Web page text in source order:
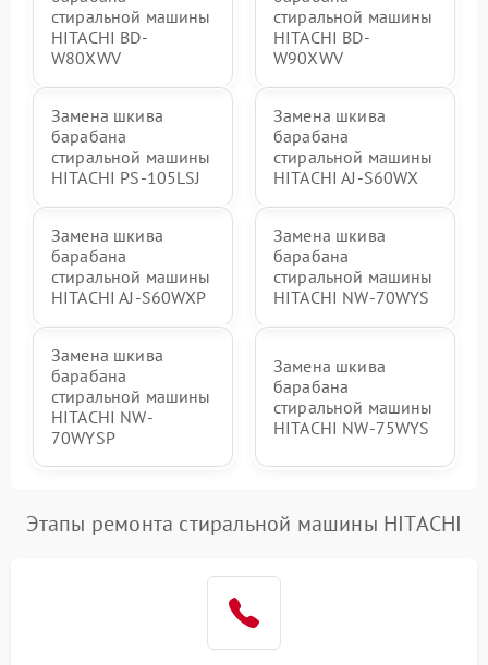
стиральной машины
HITACHI BD-
W80XWV
стиральной машины
HITACHI BD-
W90XWV
Замена шкива
барабана
стиральной машины
HITACHI PS-105LSJ
Замена шкива
барабана
стиральной машины
HITACHI AJ-S60WX
Замена шкива
барабана
стиральной машины
HITACHI AJ-S60WXP
Замена шкива
барабана
стиральной машины
HITACHI NW-70WYS
Замена шкива
барабана
стиральной машины
HITACHI NW-
70WYSP
Замена шкива
барабана
стиральной машины
HITACHI NW-75WYS
Этапы ремонта стиральной машины HITACHI